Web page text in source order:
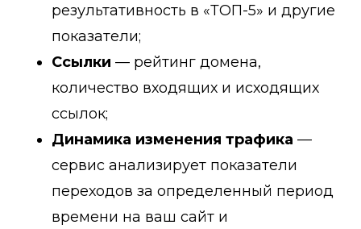
результативность в «ТОП-5» и другие
показатели;
Ссылки — рейтинг домена,
количество входящих и исходящих
ссылок;
Динамика изменения трафика —
сервис анализирует показатели
переходов за определенный период
времени на ваш сайт и